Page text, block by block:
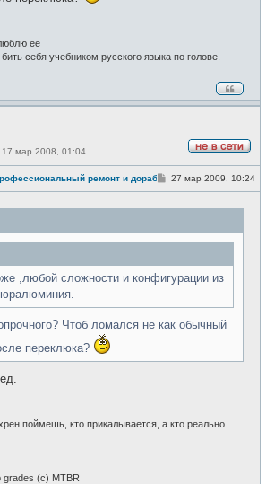
ее
себя учебником русского языка по голове.
е
в
с
17 мар 2008, 01:04
ремонт и доработка велоси
С
б
е
н
е
27 мар 2009, 10:24
,любой сложности и конфигурации из
Чтоб ломался не как обычный
переклюка?
поймешь, кто прикалывается, а кто реально
grades (c) MTBR